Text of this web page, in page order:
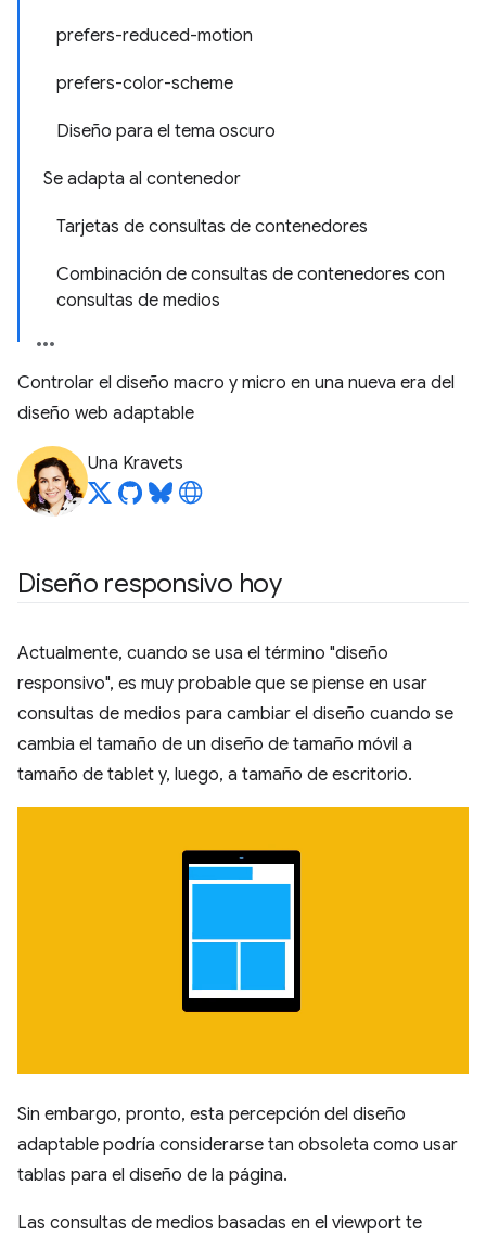
prefers-reduced-motion
prefers-color-scheme
Diseño para el tema oscuro
Se adapta al contenedor
Tarjetas de consultas de contenedores
Combinación de consultas de contenedores con
consultas de medios
Controlar el diseño macro y micro en una nueva era del
diseño web adaptable
Una Kravets
Diseño responsivo hoy
Actualmente, cuando se usa el término "diseño
responsivo", es muy probable que se piense en usar
consultas de medios para cambiar el diseño cuando se
cambia el tamaño de un diseño de tamaño móvil a
tamaño de tablet y, luego, a tamaño de escritorio.
Sin embargo, pronto, esta percepción del diseño
adaptable podría considerarse tan obsoleta como usar
tablas para el diseño de la página.
Las consultas de medios basadas en el viewport te